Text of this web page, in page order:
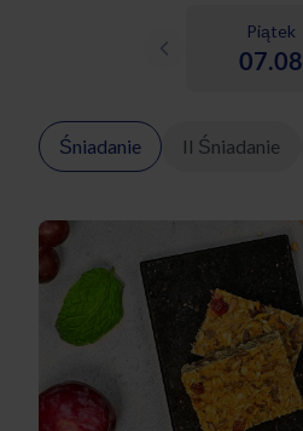
Piątek
07.08
Śniadanie II Śniadanie